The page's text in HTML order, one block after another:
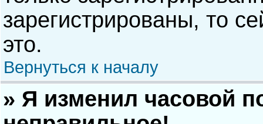
зарегистрированы, то
это.
Вернуться к началу
» Я изменил часовой